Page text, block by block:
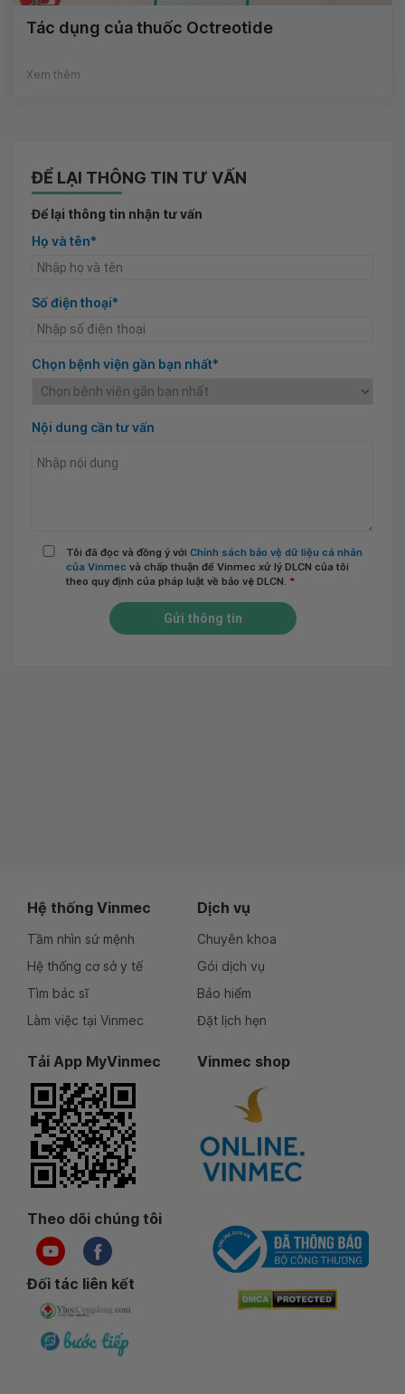
Tác dụng của thuốc Octreotide
Xem thêm
ĐỂ LẠI THÔNG TIN TƯ VẤN
Để lại thông tin nhận tư vấn
Họ và tên*
Số điện thoại*
Chọn bệnh viện gần bạn nhất*
Nội dung cần tư vấn
Tôi đã đọc và đồng ý với Chính sách bảo vệ dữ liệu cá nhân
của Vinmec và chấp thuận để Vinmec xử lý DLCN của tôi
theo quy định của pháp luật về bảo vệ DLCN. *
Gửi thông tin
Hệ thống Vinmec
Tầm nhìn sứ mệnh
Hệ thống cơ sở y tế
Tìm bác sĩ
Làm việc tại Vinmec
Dịch vụ
Chuyên khoa
Gói dịch vụ
Bảo hiểm
Đặt lịch hẹn
Tải App MyVinmec Vinmec shop
Theo dõi chúng tôi
Đối tác liên kết